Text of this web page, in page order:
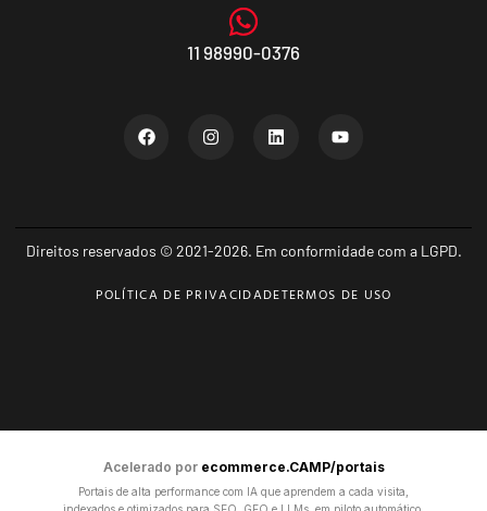
11 98990-0376
Direitos reservados © 2021-2026. Em conformidade com a LGPD.
POLÍTICA DE PRIVACIDADETERMOS DE USO
Acelerado por ecommerce.CAMP/portais
Portais de alta performance com IA que aprendem a cada visita,